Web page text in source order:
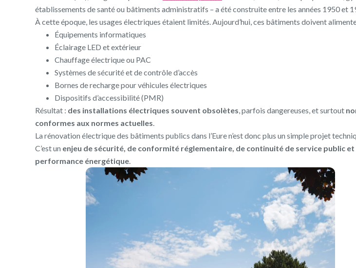
établissements de santé ou bâtiments administratifs – a été construite entre les années 1950 et
À cette époque, les usages électriques étaient limités. Aujourd’hui, ces bâtiments doivent
Équipements informatiques
Éclairage LED et extérieur
Chauffage électrique ou PAC
Systèmes de sécurité et de contrôle d’accès
Bornes de recharge pour véhicules électriques
Dispositifs d’accessibilité (PMR)
Résultat : des installations électriques souvent obsolètes, parfois dangereuses, et surtout
conformes aux normes actuelles.
La rénovation électrique des bâtiments publics dans l’Eure n’est donc plus un simple projet
C’est un enjeu de sécurité, de conformité réglementaire, de continuité de service public et
performance énergétique.